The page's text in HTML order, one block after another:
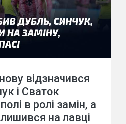
відзначився
і Сваток
в ролі замін, а
на лавці